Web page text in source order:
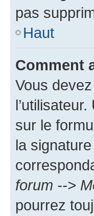
pas
Haut
Comment
Vous
sur le
la
forum -->
pourrez